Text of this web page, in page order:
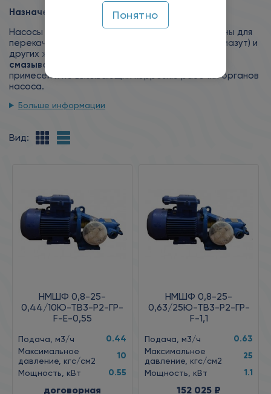
Назначение:
Насосы шестеренные типа НМШФ предназначены для
перекачивания нефтепродуктов (масло, нефть, мазут) и
других жидкостей (лаки, краски)
смазывающей способностью
примесей и не вызывающих коррозию рабочих органов
насоса.
Больше информации
Вид:
НМШФ 0,8-25-
0,44/10Ю-ТВ3-Р2-ГР-
F-Е-0,55
Подача, м3/ч 0.44
Максимальное
давление, кгс/см2
10
Мощность, кВт 0.55
договорная
НМШФ 0,8-25-
0,63/25Ю-ТВ3-Р2-ГР-
F-1,1
Подача, м3/ч 0.63
Максимальное
давление, кгс/см2
25
Мощность, кВт 1.1
152 025 ₽
Понятно